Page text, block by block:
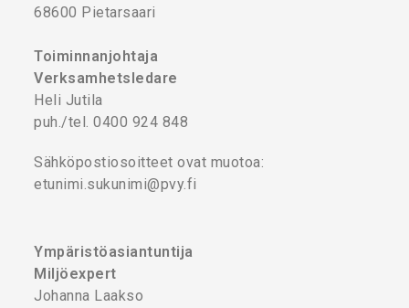
68600 Pietarsaari
Toiminnanjohtaja
Verksamhetsledare
Heli Jutila
puh./tel. 0400 924 848
Sähköpostiosoitteet ovat muotoa:
etunimi.sukunimi@pvy.fi
Ympäristöasiantuntija
Miljöexpert
Johanna Laakso